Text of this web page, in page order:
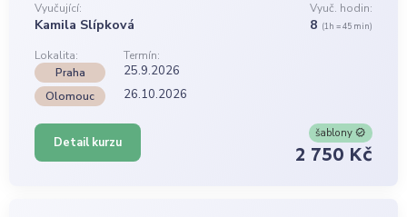
Vyučující:
Kamila Slípková
Vyuč. hodin:
8 (1h = 45 min)
Lokalita:
Termín:
Praha
25.9.2026
Olomouc 26.10.2026
Detail kurzu
šablony
2 750 Kč